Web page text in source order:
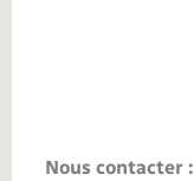
Nous contacter :